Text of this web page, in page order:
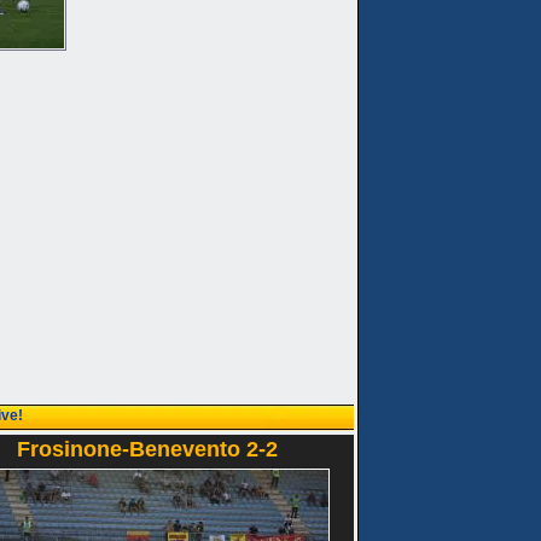
Frosinone-Benevento 2-2